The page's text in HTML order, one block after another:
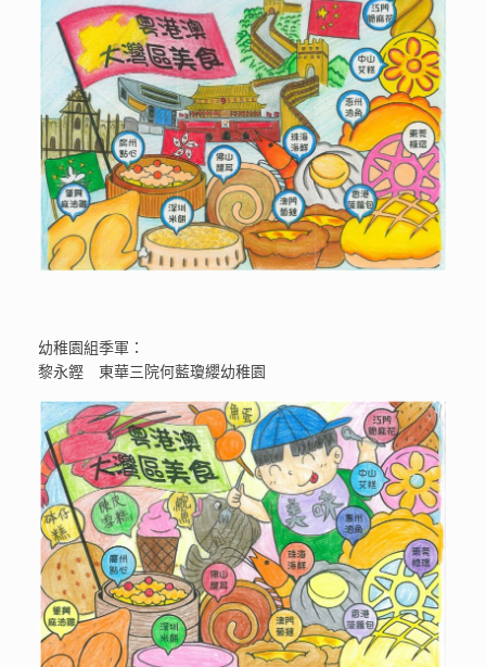
幼稚園組季軍：
黎永鏗 東華三院何藍瓊纓幼稚園